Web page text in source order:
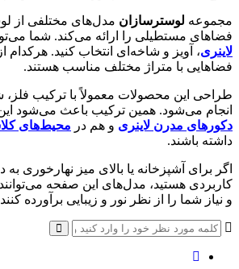
مجموعه لوسترسازان مدل‌های مختلفی از
فضاهای مستطیلی را ارائه می‌کند. شما
لاینری، آویز و شاخه‌ای انتخاب کنید. هرکدام
فضاهایی با متراژ مختلف مناسب هستند.
طراحی این محصولات معمولاً با ترکیب فلز،
انجام می‌شود. همین ترکیب باعث می‌شود
دکورهای مدرن لاینری و هم در محیط‌های
داشته باشند.
اگر برای آشپزخانه یا بالای میز نهارخوری
کاربردی هستید، مدل‌های این صفحه
و نیاز شما را از نظر نور و زیبایی برآورده